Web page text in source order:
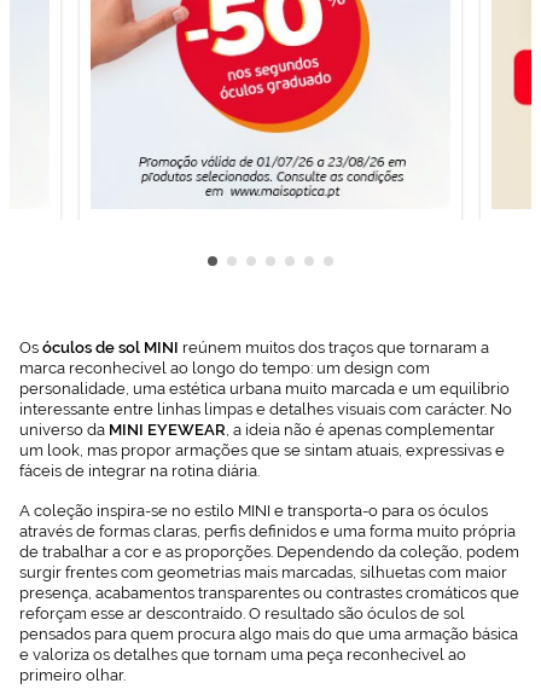
Os óculos de sol MINI reúnem muitos dos traços que tornaram a
marca reconhecível ao longo do tempo: um design com
personalidade, uma estética urbana muito marcada e um equilíbrio
interessante entre linhas limpas e detalhes visuais com carácter. No
universo da MINI EYEWEAR, a ideia não é apenas complementar
um look, mas propor armações que se sintam atuais, expressivas e
fáceis de integrar na rotina diária.
A coleção inspira-se no estilo MINI e transporta-o para os óculos
através de formas claras, perfis definidos e uma forma muito própria
de trabalhar a cor e as proporções. Dependendo da coleção, podem
surgir frentes com geometrias mais marcadas, silhuetas com maior
presença, acabamentos transparentes ou contrastes cromáticos que
reforçam esse ar descontraído. O resultado são óculos de sol
pensados para quem procura algo mais do que uma armação básica
e valoriza os detalhes que tornam uma peça reconhecível ao
primeiro olhar.